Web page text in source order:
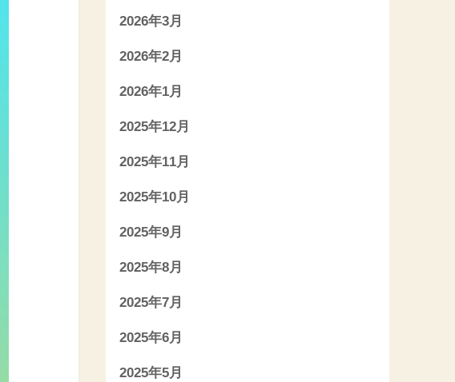
2026年3月
2026年2月
2026年1月
2025年12月
2025年11月
2025年10月
2025年9月
2025年8月
2025年7月
2025年6月
2025年5月